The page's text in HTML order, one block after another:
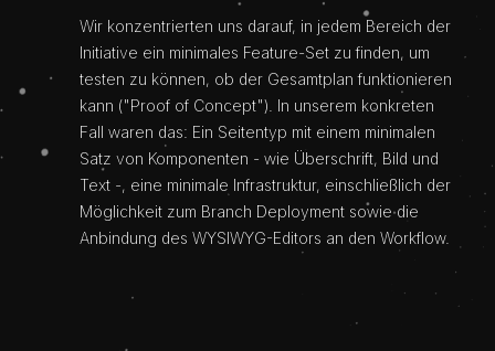
Wir konzentrierten uns darauf, in jedem Bereich der
Initiative ein minimales Feature-Set zu finden, um
testen zu können, ob der Gesamtplan funktionieren
kann ("Proof of Concept"). In unserem konkreten
Fall waren das: Ein Seitentyp mit einem minimalen
Satz von Komponenten - wie Überschrift, Bild und
Text -, eine minimale Infrastruktur, einschließlich der
Möglichkeit zum Branch Deployment sowie die
Anbindung des WYSIWYG-Editors an den Workflow.